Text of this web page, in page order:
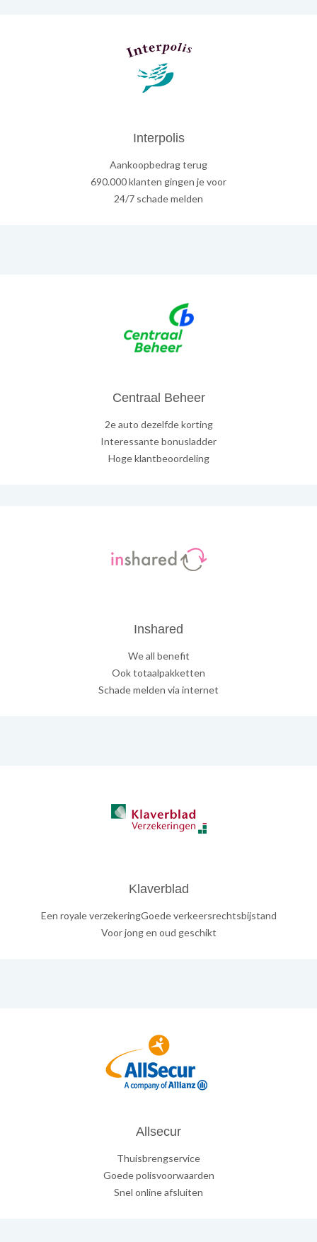
Interpolis
Aankoopbedrag terug
690.000 klanten gingen je voor
24/7 schade melden
Centraal Beheer
2e auto dezelfde korting
Interessante bonusladder
Hoge klantbeoordeling
Inshared
We all benefit
Ook totaalpakketten
Schade melden via internet
Klaverblad
Een royale verzekeringGoede verkeersrechtsbijstand
Voor jong en oud geschikt
Allsecur
Thuisbrengservice
Goede polisvoorwaarden
Snel online afsluiten